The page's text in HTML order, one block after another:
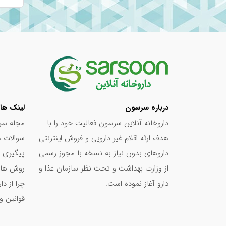
درباره سرسون
داروخانه آنلاین سرسون فعالیت خود را با
هدف ارئه اقلام غیر دارویی و فروش اینترنتی
داروهای بدون نیاز به نسخه با مجوز رسمی
از وزارت بهداشت و تحت نظر سازمان غذا و
دارو آغاز نموده است.
لینک
مجله
سوالات
روش
چرا از
قوانین